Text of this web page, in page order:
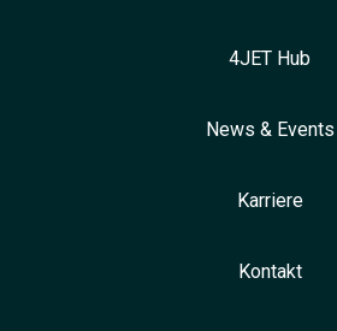
4JET Hub
News & Events
Karriere
Kontakt